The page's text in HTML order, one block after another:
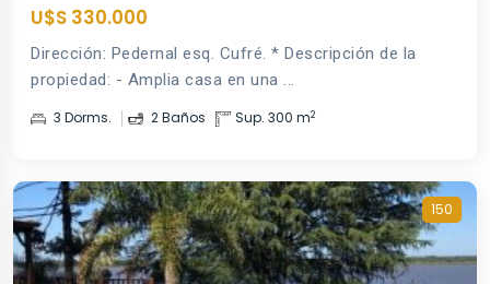
U$S 330.000
Dirección: Pedernal esq. Cufré. * Descripción de la
propiedad: - Amplia casa en una ...
3 Dorms. 2 Baños Sup. 300 m2
150